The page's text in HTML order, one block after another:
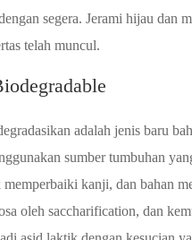
segera. Jerami hijau dan
telah muncul.
adalah jenis baru
sumber tumbuhan
kanji, dan bahan
oleh saccharification, dan